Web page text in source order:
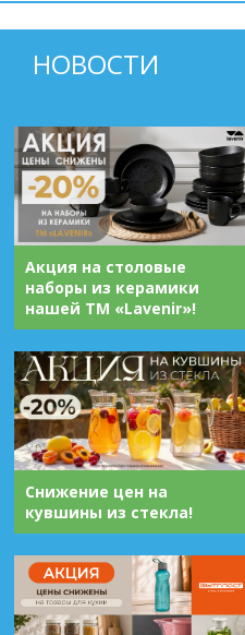
НОВОСТИ
Акция на столовые
наборы из керамики
нашей ТМ «Lavenir»!
Снижение цен на
кувшины из стекла!